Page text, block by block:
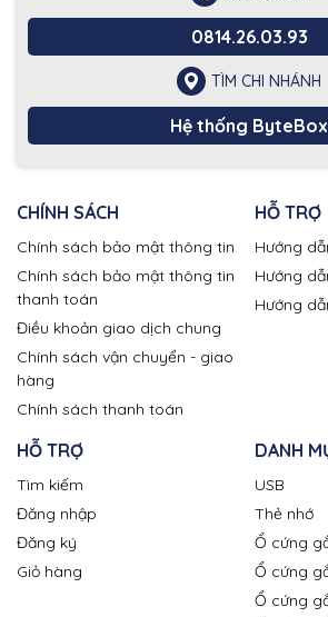
0814.26.03.93
TÌM CHI NHÁNH
Hệ thống ByteBox
CHÍNH SÁCH
Chính sách bảo mật thông tin
Chính sách bảo mật thông tin
thanh toán
Điều khoản giao dịch chung
Chính sách vận chuyển - giao
hàng
Chính sách thanh toán
HỖ TRỢ
Hướng
Hướng
Hướng
HỖ TRỢ
Tìm kiếm
Đăng nhập
Đăng ký
Giỏ hàng
DANH
USB
Thẻ nhớ
Ổ cứng
Ổ cứng
Ổ cứng